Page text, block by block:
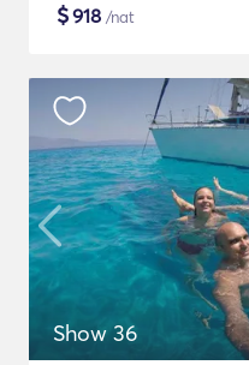
$918 /nat
Show 36